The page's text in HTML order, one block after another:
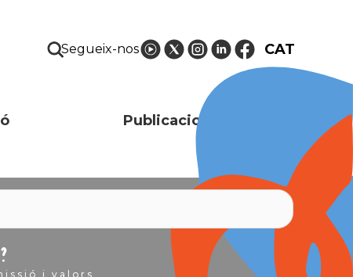
Segueix-nos CAT
Publicacions i recursos
i valors